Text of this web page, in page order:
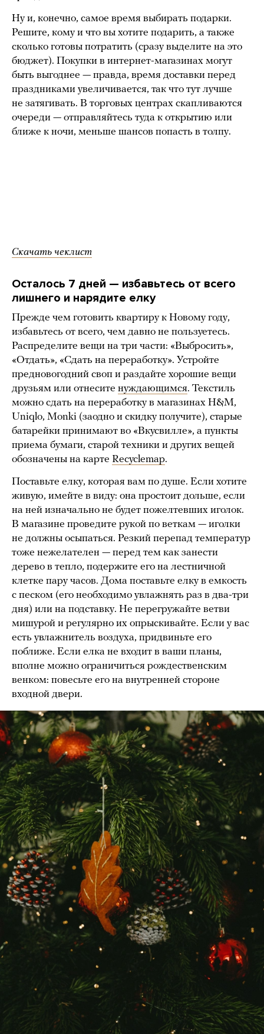
Ну и, конечно, самое время выбирать подарки.
Решите, кому и что вы хотите подарить, а также
сколько готовы потратить (сразу выделите на это
бюджет). Покупки в интернет-магазинах могут
быть выгоднее — правда, время доставки перед
праздниками увеличивается, так что тут лучше
не затягивать. В торговых центрах скапливаются
очереди — отправляйтесь туда к открытию или
ближе к ночи, меньше шансов попасть в толпу.
Скачать чеклист
Осталось 7 дней — избавьтесь от всего
лишнего и нарядите елку
Прежде чем готовить квартиру к Новому году,
избавьтесь от всего, чем давно не пользуетесь.
Распределите вещи на три части: «Выбросить»,
«Отдать», «Сдать на переработку». Устройте
предновогодний своп и раздайте хорошие вещи
друзьям или отнесите нуждающимся. Текстиль
можно сдать на переработку в магазинах H&M,
Uniqlo, Monki (заодно и скидку получите), старые
батарейки принимают во «Вкусвилле», а пункты
приема бумаги, старой техники и других вещей
обозначены на карте Recyclemap.
Поставьте елку, которая вам по душе. Если хотите
живую, имейте в виду: она простоит дольше, если
на ней изначально не будет пожелтевших иголок.
В магазине проведите рукой по веткам — иголки
не должны осыпаться. Резкий перепад температур
тоже нежелателен — перед тем как занести
дерево в тепло, подержите его на лестничной
клетке пару часов. Дома поставьте елку в емкость
с песком (его необходимо увлажнять раз в два-три
дня) или на подставку. Не перегружайте ветви
мишурой и регулярно их опрыскивайте. Если у вас
есть увлажнитель воздуха, придвиньте его
поближе. Если елка не входит в ваши планы,
вполне можно ограничиться рождественским
венком: повесьте его на внутренней стороне
входной двери.